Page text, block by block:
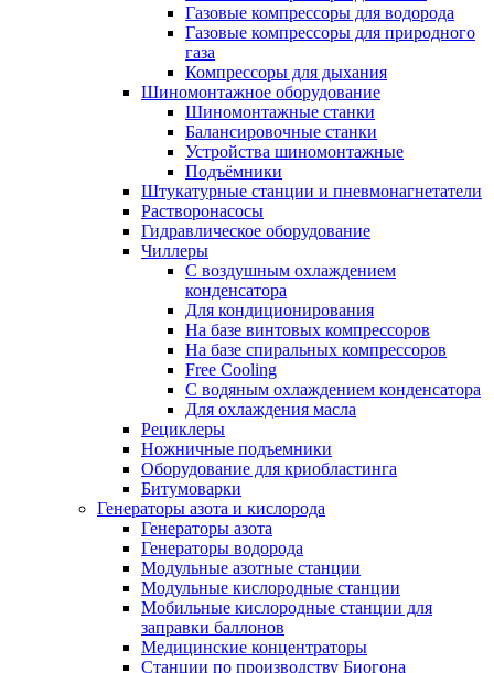
Газовые компрессоры для водорода
Газовые компрессоры для природного
газа
Компрессоры для дыхания
Шиномонтажное оборудование
Шиномонтажные станки
Балансировочные станки
Устройства шиномонтажные
Подъёмники
Штукатурные станции и пневмонагнетатели
Растворонасосы
Гидравлическое оборудование
Чиллеры
С воздушным охлаждением
конденсатора
Для кондиционирования
На базе винтовых компрессоров
На базе спиральных компрессоров
Free Cooling
С водяным охлаждением конденсатора
Для охлаждения масла
Рециклеры
Ножничные подъемники
Оборудование для криобластинга
Битумоварки
Генераторы азота и кислорода
Генераторы азота
Генераторы водорода
Модульные азотные станции
Модульные кислородные станции
Мобильные кислородные станции для
заправки баллонов
Медицинские концентраторы
Станции по производству Биогона